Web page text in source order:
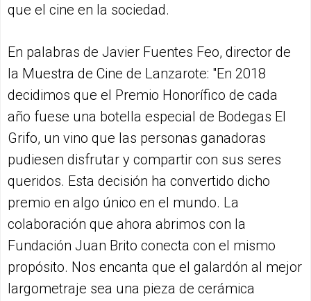
que el cine en la sociedad.
En palabras de Javier Fuentes Feo, director de
la Muestra de Cine de Lanzarote: "En 2018
decidimos que el Premio Honorífico de cada
año fuese una botella especial de Bodegas El
Grifo, un vino que las personas ganadoras
pudiesen disfrutar y compartir con sus seres
queridos. Esta decisión ha convertido dicho
premio en algo único en el mundo. La
colaboración que ahora abrimos con la
Fundación Juan Brito conecta con el mismo
propósito. Nos encanta que el galardón al mejor
largometraje sea una pieza de cerámica